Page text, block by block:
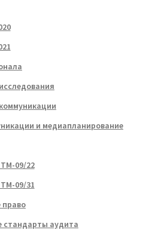
и медиапланирование
09/22
09/31
аудита